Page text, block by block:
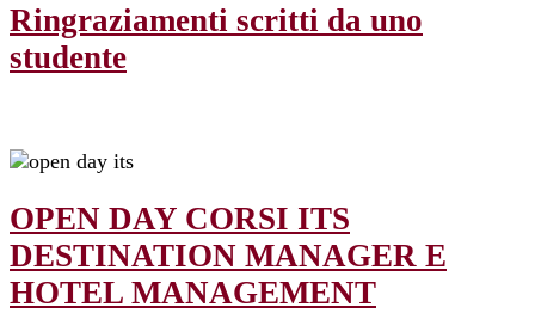
Ringraziamenti scritti da uno
studente
OPEN DAY CORSI ITS
DESTINATION MANAGER E
HOTEL MANAGEMENT